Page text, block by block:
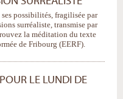
possibilités, fragilisée par
surréaliste, transmise par
la méditation du texte
de Fribourg (EERF).
LE LUNDI DE